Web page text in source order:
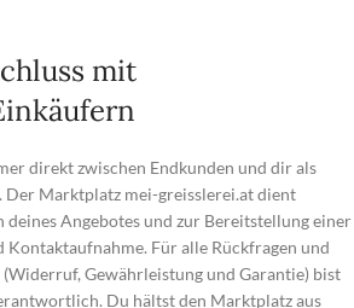
mit
direkt zwischen Endkunden und dir als
Der Marktplatz mei-greisslerei.at dient
Angebotes und zur Bereitstellung einer
Für alle Rückfragen und
Gewährleistung und Garantie) bist
Du hältst den Marktplatz aus